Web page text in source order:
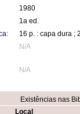
1980
1a ed.
16 p. : capa dura ;
N/A
N/A
Existências nas
Local